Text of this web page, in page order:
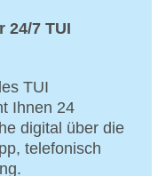
24/7 TUI
TUI
Ihnen 24
digital über die
telefonisch